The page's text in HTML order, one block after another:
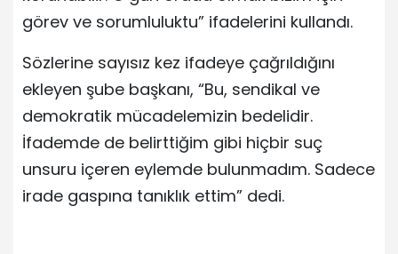
görev ve sorumluluktu” ifadelerini kullandı.
Sözlerine sayısız kez ifadeye çağrıldığını
ekleyen şube başkanı, “Bu, sendikal ve
demokratik mücadelemizin bedelidir.
İfademde de belirttiğim gibi hiçbir suç
unsuru içeren eylemde bulunmadım. Sadece
irade gaspına tanıklık ettim” dedi.